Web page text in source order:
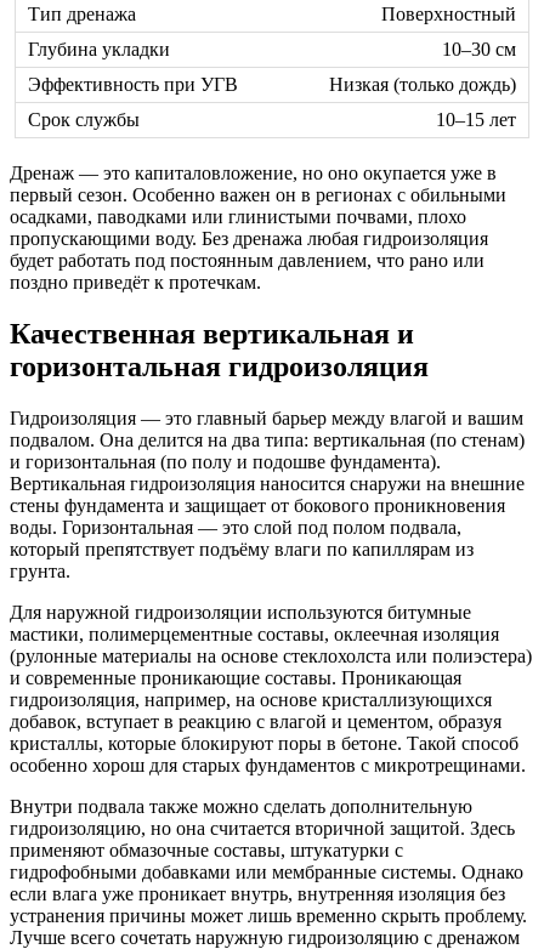
Поверхностный
10–30 см
Низкая (только дождь)
10–15 лет
Дренаж — это капиталовложение, но оно окупается уже в
первый сезон. Особенно важен он в регионах с обильными
осадками, паводками или глинистыми почвами, плохо
пропускающими воду. Без дренажа любая гидроизоляция
будет работать под постоянным давлением, что рано или
поздно приведёт к протечкам.
Качественная вертикальная и
горизонтальная гидроизоляция
Гидроизоляция — это главный барьер между влагой и вашим
подвалом. Она делится на два типа: вертикальная (по стенам)
и горизонтальная (по полу и подошве фундамента).
Вертикальная гидроизоляция наносится снаружи на внешние
стены фундамента и защищает от бокового проникновения
воды. Горизонтальная — это слой под полом подвала,
который препятствует подъёму влаги по капиллярам из
грунта.
Для наружной гидроизоляции используются битумные
мастики, полимерцементные составы, оклеечная изоляция
(рулонные материалы на основе стеклохолста или полиэстера)
и современные проникающие составы. Проникающая
гидроизоляция, например, на основе кристаллизующихся
добавок, вступает в реакцию с влагой и цементом, образуя
кристаллы, которые блокируют поры в бетоне. Такой способ
особенно хорош для старых фундаментов с микротрещинами.
Внутри подвала также можно сделать дополнительную
гидроизоляцию, но она считается вторичной защитой. Здесь
применяют обмазочные составы, штукатурки с
гидрофобными добавками или мембранные системы. Однако
если влага уже проникает внутрь, внутренняя изоляция без
устранения причины может лишь временно скрыть проблему.
Лучше всего сочетать наружную гидроизоляцию с дренажом